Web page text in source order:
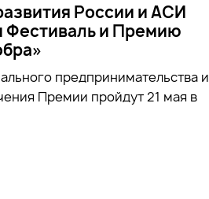
России и АСИ
Фестиваль и Премию
предпринимательства и
Премии пройдут 21 мая в